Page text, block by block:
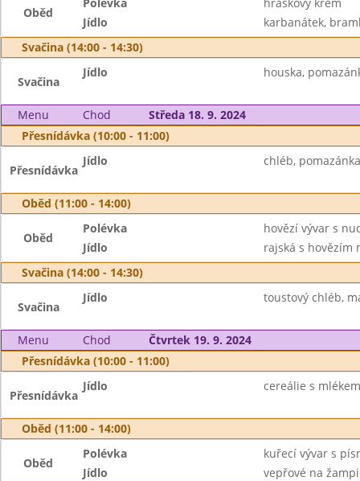
Oběd
Jídlo
karbanátek,
Svačina (14:00 - 14:30)
Svačina
Jídlo houska,
Menu Chod
Středa 18. 9. 2024
Přesnídávka (10:00 - 11:00)
Přesnídávka
Jídlo chléb,
Oběd (11:00 - 14:00)
Oběd
Polévka
hovězí vývar s
Jídlo
rajská s hovězím
Svačina (14:00 - 14:30)
Svačina
Jídlo toustový chléb,
Menu Chod
Čtvrtek 19. 9. 2024
Přesnídávka (10:00 - 11:00)
Přesnídávka
Jídlo cereálie s
Oběd (11:00 - 14:00)
Oběd
Polévka
kuřecí vývar s
Jídlo
vepřové na